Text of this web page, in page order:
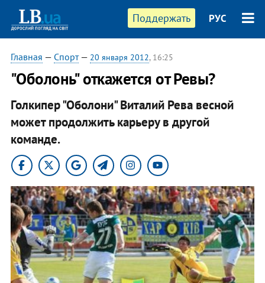
Поддержать РУС
Главная — Спорт— 20 января 2012, 16:25
"Оболонь" откажется от Ревы?
Голкипер "Оболони" Виталий Рева весной
может продолжить карьеру в другой
команде.